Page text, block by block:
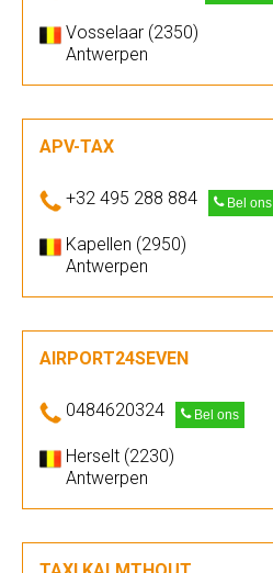
Vosselaar (2350)
Antwerpen
APV-TAX
+32 495 288 884 Bel ons
Kapellen (2950)
Antwerpen
AIRPORT24SEVEN
0484620324 Bel ons
Herselt (2230)
Antwerpen